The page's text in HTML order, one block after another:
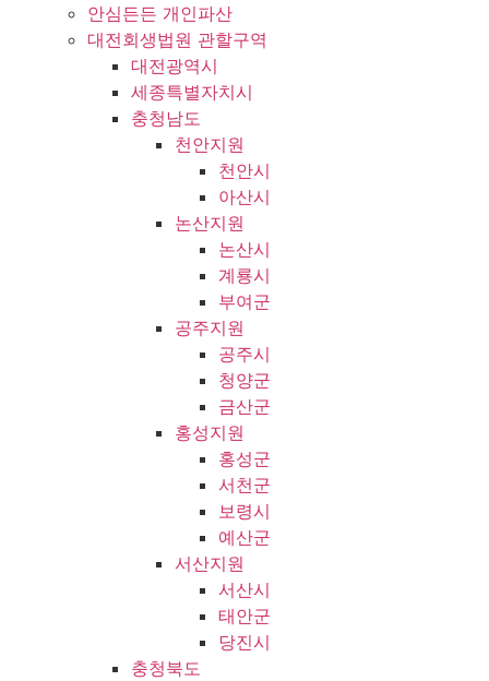
안심든든 개인파산
대전회생법원 관할구역
대전광역시
세종특별자치시
충청남도
천안지원
천안시
아산시
논산지원
논산시
계룡시
부여군
공주지원
공주시
청양군
금산군
홍성지원
홍성군
서천군
보령시
예산군
서산지원
서산시
태안군
당진시
충청북도